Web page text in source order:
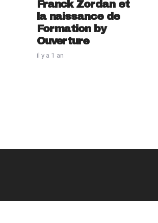
Franck Zordan et
la naissance de
Formation by
Ouverture
il y a 1 an